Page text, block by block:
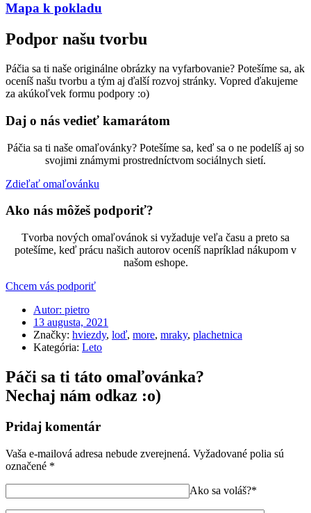
Mapa k pokladu
Podpor našu tvorbu
Páčia sa ti naše originálne obrázky na vyfarbovanie? Potešíme sa, ak
oceníš našu tvorbu a tým aj ďalší rozvoj stránky. Vopred ďakujeme
za akúkoľvek formu podpory :o)
Daj o nás vedieť kamarátom
Páčia sa ti naše omaľovánky? Potešíme sa, keď sa o ne podelíš aj so
svojimi známymi prostredníctvom sociálnych sietí.
Zdieľať omaľovánku
Ako nás môžeš podporiť?
Tvorba nových omaľovánok si vyžaduje veľa času a preto sa
potešíme, keď prácu našich autorov oceníš napríklad nákupom v
našom eshope.
Chcem vás podporiť
Autor: pietro
13 augusta, 2021
Značky: hviezdy, loď, more, mraky, plachetnica
Kategória: Leto
Páči sa ti táto omaľovánka?
Nechaj nám odkaz :o)
Pridaj komentár
Vaša e-mailová adresa nebude zverejnená. Vyžadované polia sú
označené *
Ako sa voláš?*